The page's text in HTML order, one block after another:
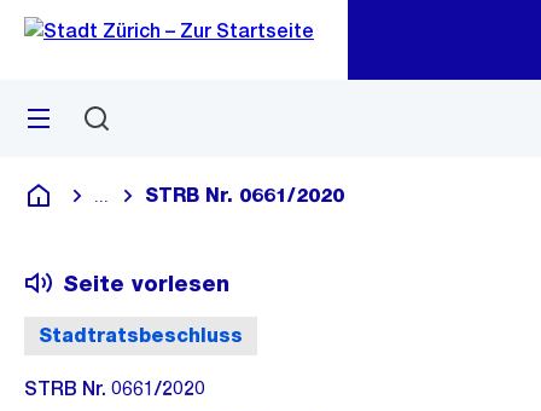
Navigation
Sprunglink
Menü
Deutsch
Blende alle Breadcrumbs ein
STRB Nr. 0661/2020
Stadtratsbeschluss
Seite vorlesen
STRB Nr. 0661/2020